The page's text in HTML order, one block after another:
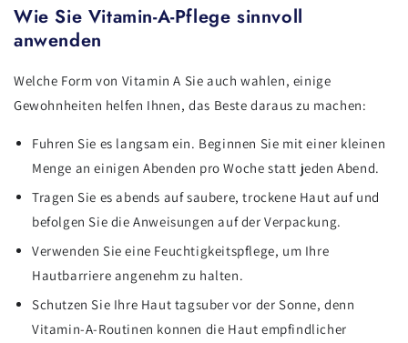
Wie Sie Vitamin-A-Pflege sinnvoll
anwenden
Welche Form von Vitamin A Sie auch wahlen, einige
Gewohnheiten helfen Ihnen, das Beste daraus zu machen:
Fuhren Sie es langsam ein. Beginnen Sie mit einer kleinen
Menge an einigen Abenden pro Woche statt jeden Abend.
Tragen Sie es abends auf saubere, trockene Haut auf und
befolgen Sie die Anweisungen auf der Verpackung.
Verwenden Sie eine Feuchtigkeitspflege, um Ihre
Hautbarriere angenehm zu halten.
Schutzen Sie Ihre Haut tagsuber vor der Sonne, denn
Vitamin-A-Routinen konnen die Haut empfindlicher